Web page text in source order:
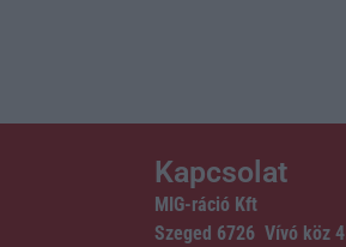
Kapcsolat
MIG-ráció Kft
Szeged 6726 Vívó köz 4